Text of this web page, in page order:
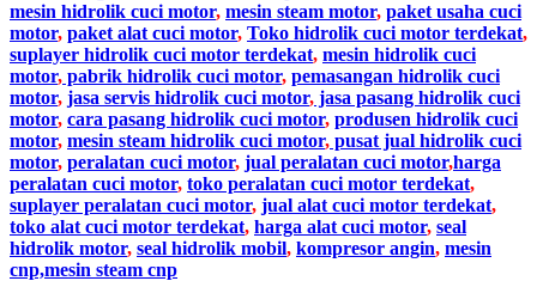
mesin hidrolik cuci motor, mesin steam motor, paket usaha cuci
motor, paket alat cuci motor, Toko hidrolik cuci motor terdekat,
suplayer hidrolik cuci motor terdekat, mesin hidrolik cuci
motor, pabrik hidrolik cuci motor, pemasangan hidrolik cuci
motor, jasa servis hidrolik cuci motor, jasa pasang hidrolik cuci
motor, cara pasang hidrolik cuci motor, produsen hidrolik cuci
motor, mesin steam hidrolik cuci motor, pusat jual hidrolik cuci
motor, peralatan cuci motor, jual peralatan cuci motor,harga
peralatan cuci motor, toko peralatan cuci motor terdekat,
suplayer peralatan cuci motor, jual alat cuci motor terdekat,
toko alat cuci motor terdekat, harga alat cuci motor, seal
hidrolik motor, seal hidrolik mobil, kompresor angin, mesin
cnp,mesin steam cnp